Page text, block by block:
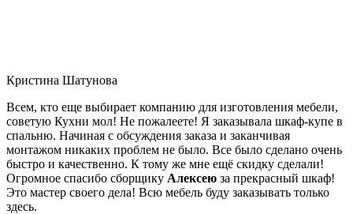
Кристина Шатунова
Всем, кто еще выбирает компанию для изготовления мебели,
советую Кухни мол! Не пожалеете! Я заказывала шкаф-купе в
спальню. Начиная с обсуждения заказа и заканчивая
монтажом никаких проблем не было. Все было сделано очень
быстро и качественно. К тому же мне ещё скидку сделали!
Огромное спасибо сборщику Алексею за прекрасный шкаф!
Это мастер своего дела! Всю мебель буду заказывать только
здесь.